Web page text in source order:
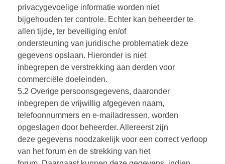
privacygevoelige informatie worden niet
bijgehouden ter controle. Echter kan beheerder te
allen tijde, ter beveiliging en/of
ondersteuning van juridische problematiek deze
gegevens opslaan. Hieronder is niet
inbegrepen de verstrekking aan derden voor
commerciële doeleinden.
5.2 Overige persoonsgegevens, daaronder
inbegrepen de vrijwillig afgegeven naam,
telefoonnummers en e-mailadressen, worden
opgeslagen door beheerder. Allereerst zijn
deze gegevens noodzakelijk voor een correct verloop
van het forum en de strekking van het